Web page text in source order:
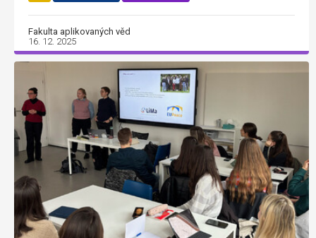
Fakulta aplikovaných věd
16. 12. 2025